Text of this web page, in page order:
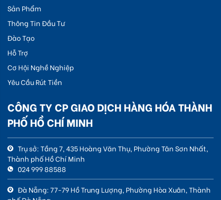
Sản Phẩm
Thông Tin Đầu Tư
Đào Tạo
Hỗ Trợ
Cơ Hội Nghề Nghiệp
Yêu Cầu Rút Tiền
CÔNG TY CP GIAO DỊCH HÀNG HÓA THÀNH
PHỐ HỒ CHÍ MINH
Trụ sở: Tầng 7, 435 Hoàng Văn Thụ, Phường Tân Sơn Nhất,
Thành phố Hồ Chí Minh
024 999 88588
Đà Nẵng: 77-79 Hồ Trung Lượng, Phường Hòa Xuân, Thành